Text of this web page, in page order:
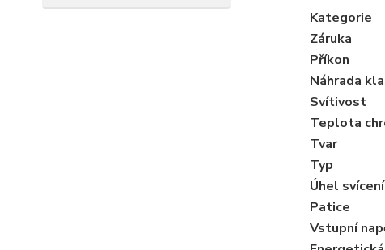
Kategorie
Záruka
Příkon
Náhrada
Svítivost
Teplota
Tvar
Typ
Úhel svícení
Patice
Vstupní